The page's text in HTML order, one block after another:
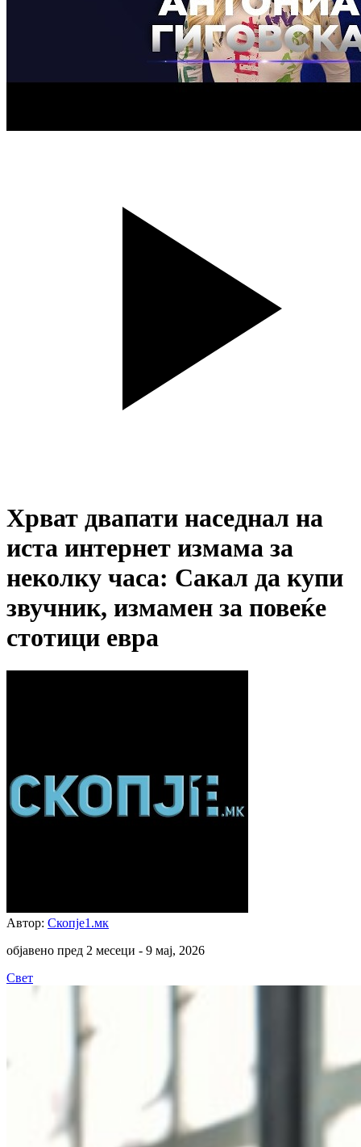
Хрват двапати наседнал на
иста интернет измама за
неколку часа: Сакал да купи
звучник, измамен за повеќе
стотици евра
Автор: Скопје1.мк
објавено пред 2 месеци - 9 мај, 2026
Свет